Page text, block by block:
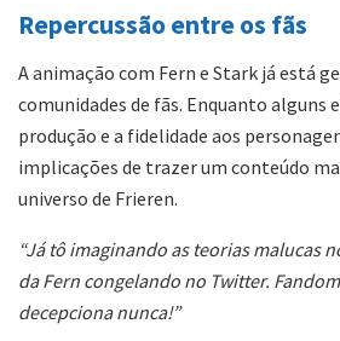
Repercussão entre os fãs
A animação com Fern e Stark já está
comunidades de fãs. Enquanto alguns
produção e a fidelidade aos
implicações de trazer um conteúdo
universo de Frieren.
“Já tô imaginando as teorias malucas
da Fern congelando no Twitter.
decepciona nunca!”